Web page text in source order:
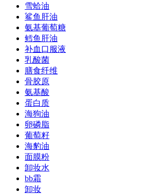
雪蛤油
鲨鱼肝油
氨基葡萄糖
鳕鱼肝油
补血口服液
乳酸菌
膳食纤维
骨胶原
氨基酸
蛋白质
海狗油
卵磷脂
葡萄籽
海豹油
面膜粉
卸妆水
bb霜
卸妆